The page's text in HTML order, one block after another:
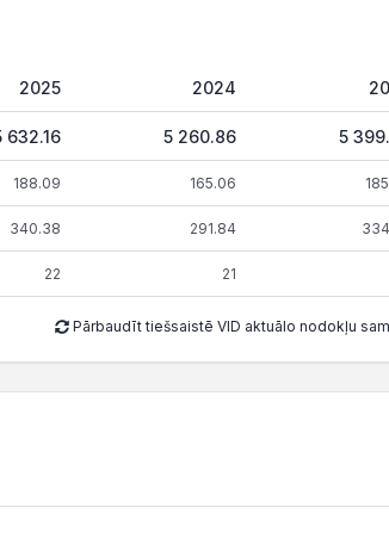
2025 2024
632.16 5 260.86 5
188.09 165.06
340.38 291.84
22 21
Pārbaudīt tiešsaistē VID aktuālo nodokļu